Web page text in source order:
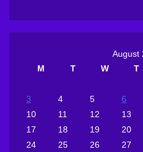
August
M
T W T
3
4 5 6
10
11 12 13
17
18 19 20
24
25 26 27